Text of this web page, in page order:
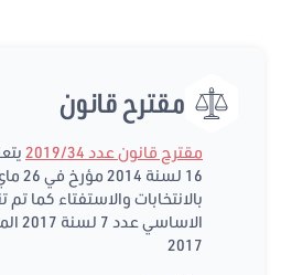
مقترح قانون
مقترح قانون عدد 2019/34
بالانتخابات والاستفتاء كما تم
2017